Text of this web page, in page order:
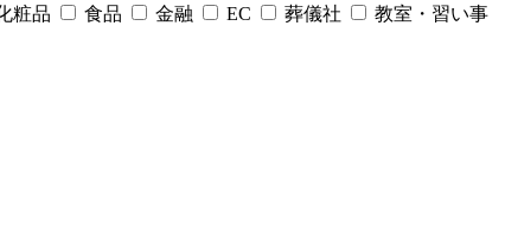
粧品 食品 金融 EC 葬儀社
教室・習い事